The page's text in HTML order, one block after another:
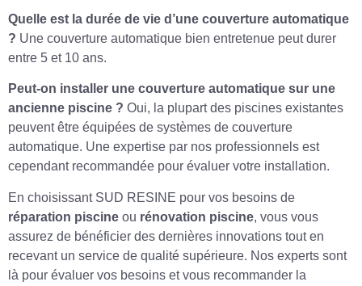
Quelle est la durée de vie d’une couverture automatique
? Une couverture automatique bien entretenue peut durer
entre 5 et 10 ans.
Peut-on installer une couverture automatique sur une
ancienne piscine ? Oui, la plupart des piscines existantes
peuvent être équipées de systèmes de couverture
automatique. Une expertise par nos professionnels est
cependant recommandée pour évaluer votre installation.
En choisissant SUD RESINE pour vos besoins de
réparation piscine ou rénovation piscine, vous vous
assurez de bénéficier des dernières innovations tout en
recevant un service de qualité supérieure. Nos experts sont
là pour évaluer vos besoins et vous recommander la